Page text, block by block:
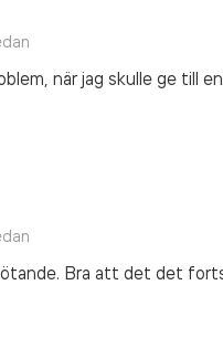
när jag skulle ge till
Bra att det det